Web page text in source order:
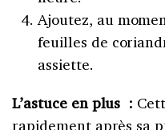
Ajoutez, au
feuilles de
assiette.
L’astuce en plus :
rapidement après sa